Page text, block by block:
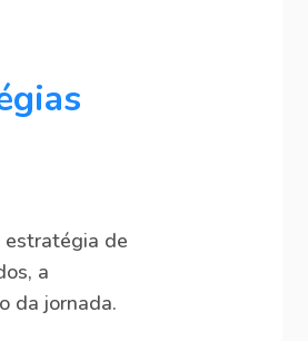
estratégia de
a
da jornada.